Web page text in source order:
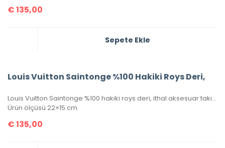
€135,00
Sepete Ekle
Louis Vuitton Saintonge %100 Hakiki Roys Deri,
Louis Vuitton Saintonge %100 hakiki roys deri, ithal aksesuar takımı, ithal kumaş, simetrik kesim, seri numaralı, kutulu, toz torbalı ve sertifikalı olarak gönderilecektir.
Ürün ölçüsü 22×15 cm.
€135,00